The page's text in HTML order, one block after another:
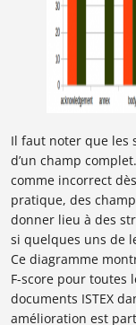
Il faut noter que les
d’un champ
comme incorrect
pratique, des
donner lieu à des
si quelques uns de
Ce diagramme
F-score pour toutes
documents ISTEX
amélioration est